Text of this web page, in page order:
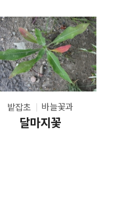
밭잡초 바늘꽃과
달마지꽃